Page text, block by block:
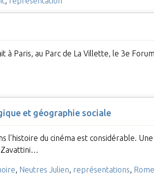
Paris, au Parc de La Villette, le 3e
et géographie sociale
l’histoire du cinéma est considérable.
Zavattini…
, Neutres Julien, représentations, Rome